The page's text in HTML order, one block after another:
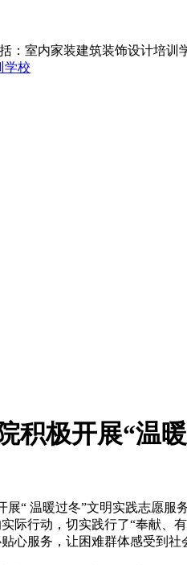
：室内家装建筑装饰设计培
学校
积极开展“温
“ 温暖过冬”文明实践志愿
际行动，切实践行了“奉献
心服务，让困难群体感受到社